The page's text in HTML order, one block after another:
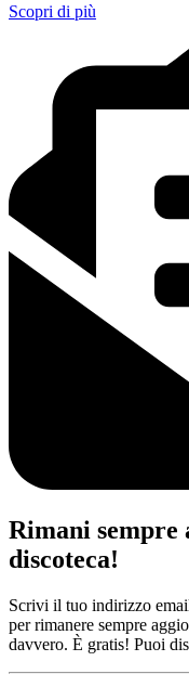
Scopri di più
Rimani sempre
discoteca!
Scrivi il tuo indirizzo
per rimanere sempre
davvero. È gratis! Puoi